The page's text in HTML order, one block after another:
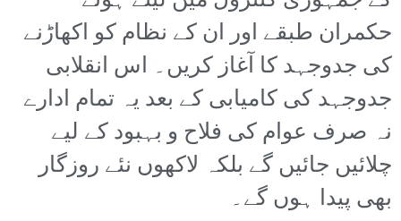
حکمران طبقے اور ان کے نظام کو اکھاڑنے
کی جدوجہد کا آغاز کریں۔ اس انقلابی
جدوجہد کی کامیابی کے بعد یہ تمام ادارے
نہ صرف عوام کی فلاح و بہبود کے لیے
چلائیں جائیں گے بلکہ لاکھوں نئے روزگار
بھی پیدا ہوں گے۔